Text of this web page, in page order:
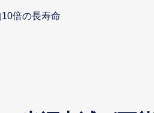
倍の長寿命